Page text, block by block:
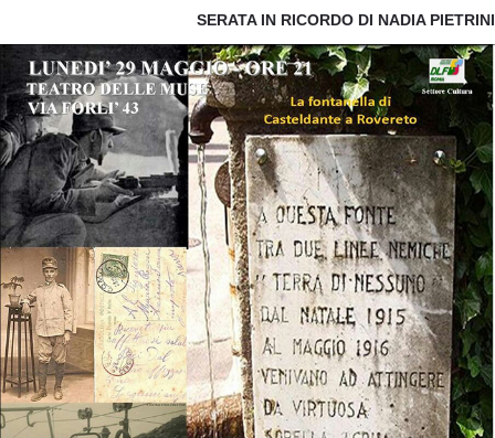
SERATA IN RICORDO DI NADIA PIETRINI